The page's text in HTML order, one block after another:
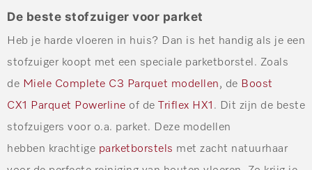
De beste stofzuiger voor parket
Heb je harde vloeren in huis? Dan is het handig als je een
stofzuiger koopt met een speciale parketborstel. Zoals
de Miele Complete C3 Parquet modellen, de Boost
CX1 Parquet Powerline of de Triflex HX1 . Dit zijn de beste
stofzuigers voor o.a. parket. Deze modellen
hebben krachtige parketborstels met zacht natuurhaar